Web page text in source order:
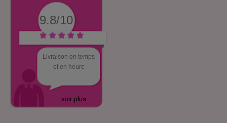
9.8/10
Livraison en temps
et en heure
voir plus